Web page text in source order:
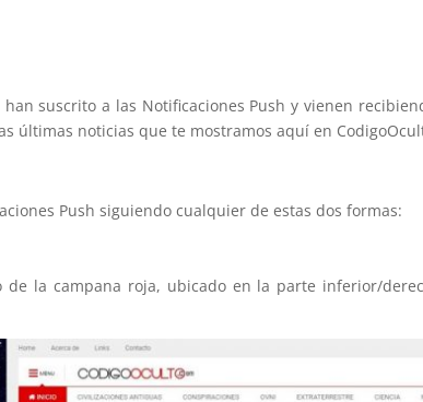
suscrito a las Notificaciones Push y vienen
últimas noticias que te mostramos aquí en
Push siguiendo cualquier de estas dos formas:
de la campana roja, ubicado en la parte inferior/